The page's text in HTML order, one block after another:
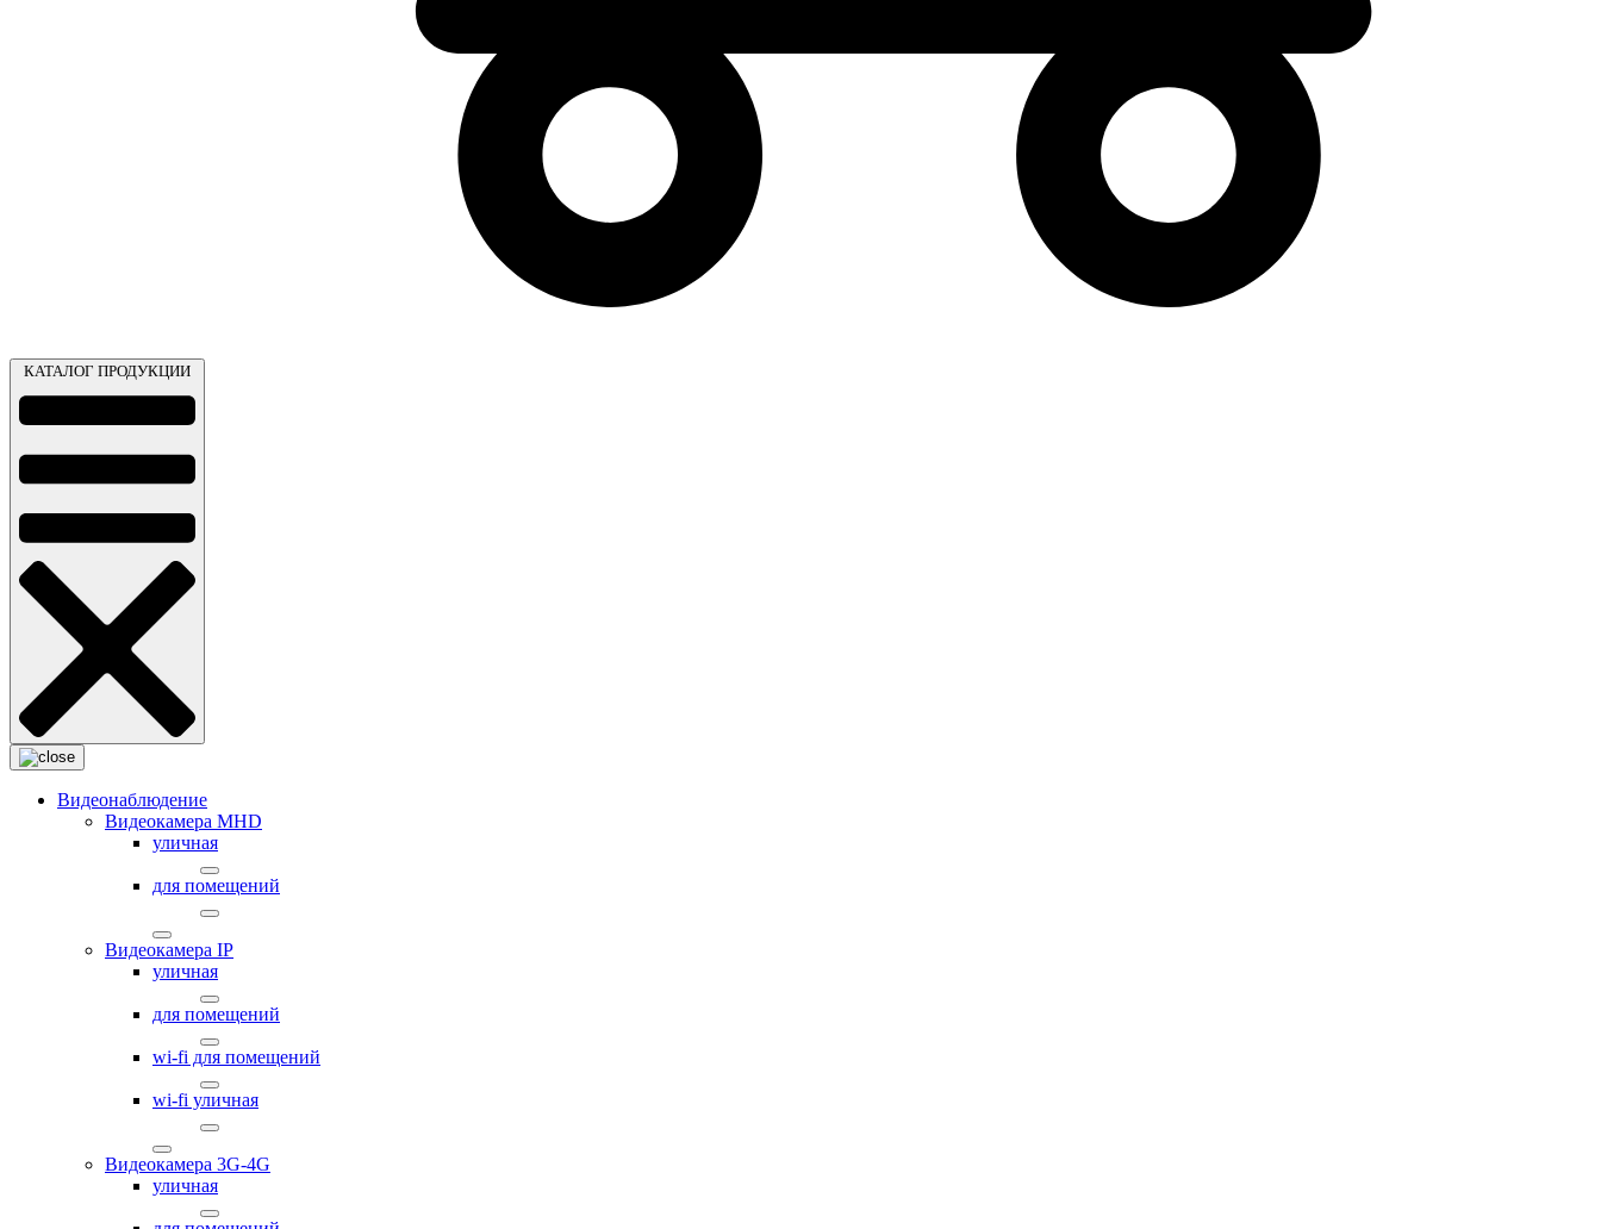
КАТАЛОГ ПРОДУКЦИИ
Видеонаблюдение
Видеокамера MНD
уличная
для помещений
Видеокамера IP
уличная
для помещений
wi-fi для помещений
wi-fi уличная
Видеокамера 3G-4G
уличная